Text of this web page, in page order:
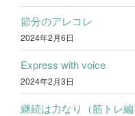
節分のアレコレ
2024年2月6日
Express with voice
2024年2月3日
継続は力なり（筋トレ編